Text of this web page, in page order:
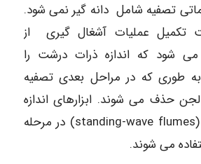
تصفیه شامل دانه گیر نمی شود.
تکمیل عملیات آشغال گیری از
می شود که اندازه ذرات درشت را
طوری که در مراحل بعدی تصفیه
حذف می شوند. ابزارهای اندازه
گیری جریان مانند (standing-wave flumes) در مرحله
می شوند.